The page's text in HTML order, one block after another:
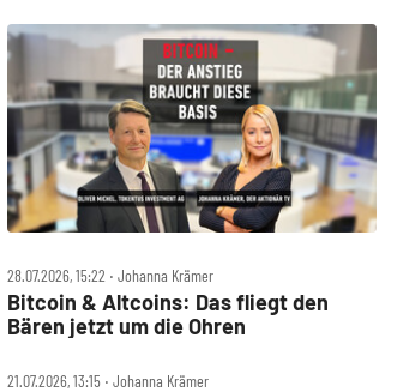
28.07.2026, 15:22 ‧ Johanna Krämer
Bitcoin & Altcoins: Das fliegt den
Bären jetzt um die Ohren
21.07.2026, 13:15 ‧ Johanna Krämer